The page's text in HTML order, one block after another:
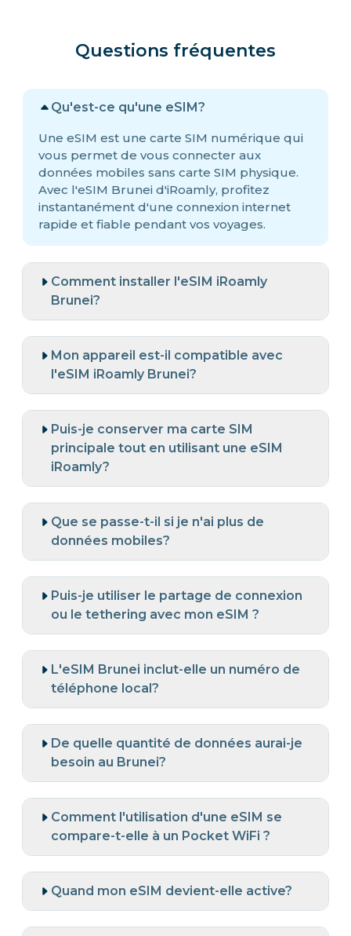
Questions fréquentes
Qu'est-ce qu'une eSIM?
Une eSIM est une carte SIM numérique qui
vous permet de vous connecter aux
données mobiles sans carte SIM physique.
Avec l'eSIM Brunei d'iRoamly, profitez
instantanément d'une connexion internet
rapide et fiable pendant vos voyages.
Comment installer l'eSIM iRoamly
Brunei?
Mon appareil est-il compatible avec
l'eSIM iRoamly Brunei?
Puis-je conserver ma carte SIM
principale tout en utilisant une eSIM
iRoamly?
Que se passe-t-il si je n'ai plus de
données mobiles?
Puis-je utiliser le partage de connexion
ou le tethering avec mon eSIM ?
L'eSIM Brunei inclut-elle un numéro de
téléphone local?
De quelle quantité de données aurai-je
besoin au Brunei?
Comment l'utilisation d'une eSIM se
compare-t-elle à un Pocket WiFi ?
Quand mon eSIM devient-elle active?